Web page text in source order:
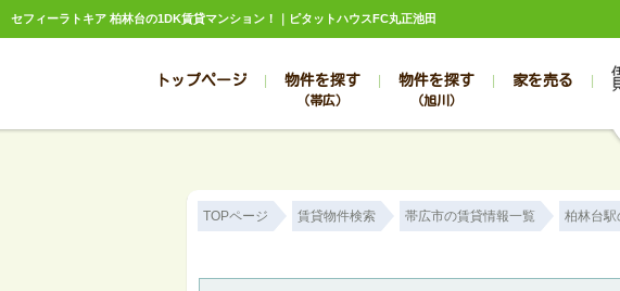
セフィーラトキア 柏林台の1DK賃貸マンション！｜ピタットハウスFC丸正池田
トップページ 物件を探す
（帯広）
帯広の売買物件一
帯広の新築一戸建
物件を探す
（旭川）
旭川の売買物件一
旭川の新築一戸建
家を売る
スタ
売却
TOPページ 賃貸物件検索 帯広市の賃貸情報一覧 柏林台駅